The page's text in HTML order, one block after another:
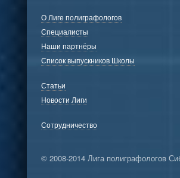
О Лиге полиграфологов
Специалисты
Наши партнёры
Список выпускников Школы
Статьи
Новости Лиги
Сотрудничество
© 2008-2014 Лига полиграфологов